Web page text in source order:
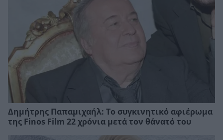
Δημήτρης Παπαμιχαήλ: Το συγκινητικό αφιέρωμα
της Finos Film 22 χρόνια μετά τον θάνατό του